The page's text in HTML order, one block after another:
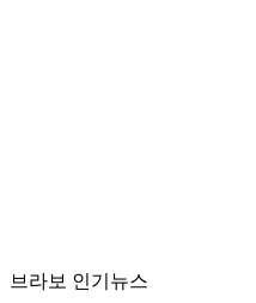
브라보 인기뉴스